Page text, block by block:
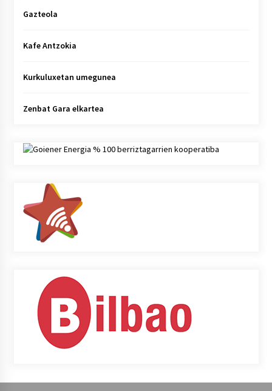
Gazteola
Kafe Antzokia
Kurkuluxetan umegunea
Zenbat Gara elkartea